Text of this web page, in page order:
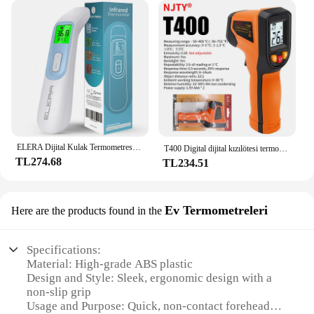
TL274.68
T400 Digital dijital kızılötesi termometre-50 ~ 600 ℃ lazer termometro Pyrometer Gun temassız lazer sıcaklık ölçer ölçer araçları
TL234.51
Here are the products found in the Ev Termometreleri
Specifications:
Material: High-grade ABS plastic
Design and Style: Sleek, ergonomic design with a
non-slip grip
Usage and Purpose: Quick, non-contact forehead